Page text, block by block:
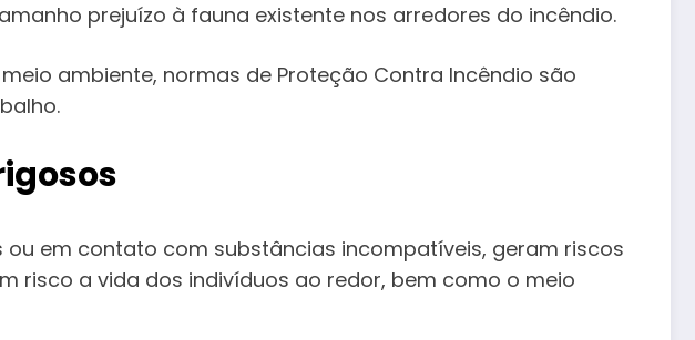
prejuízo à fauna existente nos arredores do incêndio.
ambiente, normas de Proteção Contra Incêndio são
em contato com substâncias incompatíveis, geram riscos
risco a vida dos indivíduos ao redor, bem como o meio